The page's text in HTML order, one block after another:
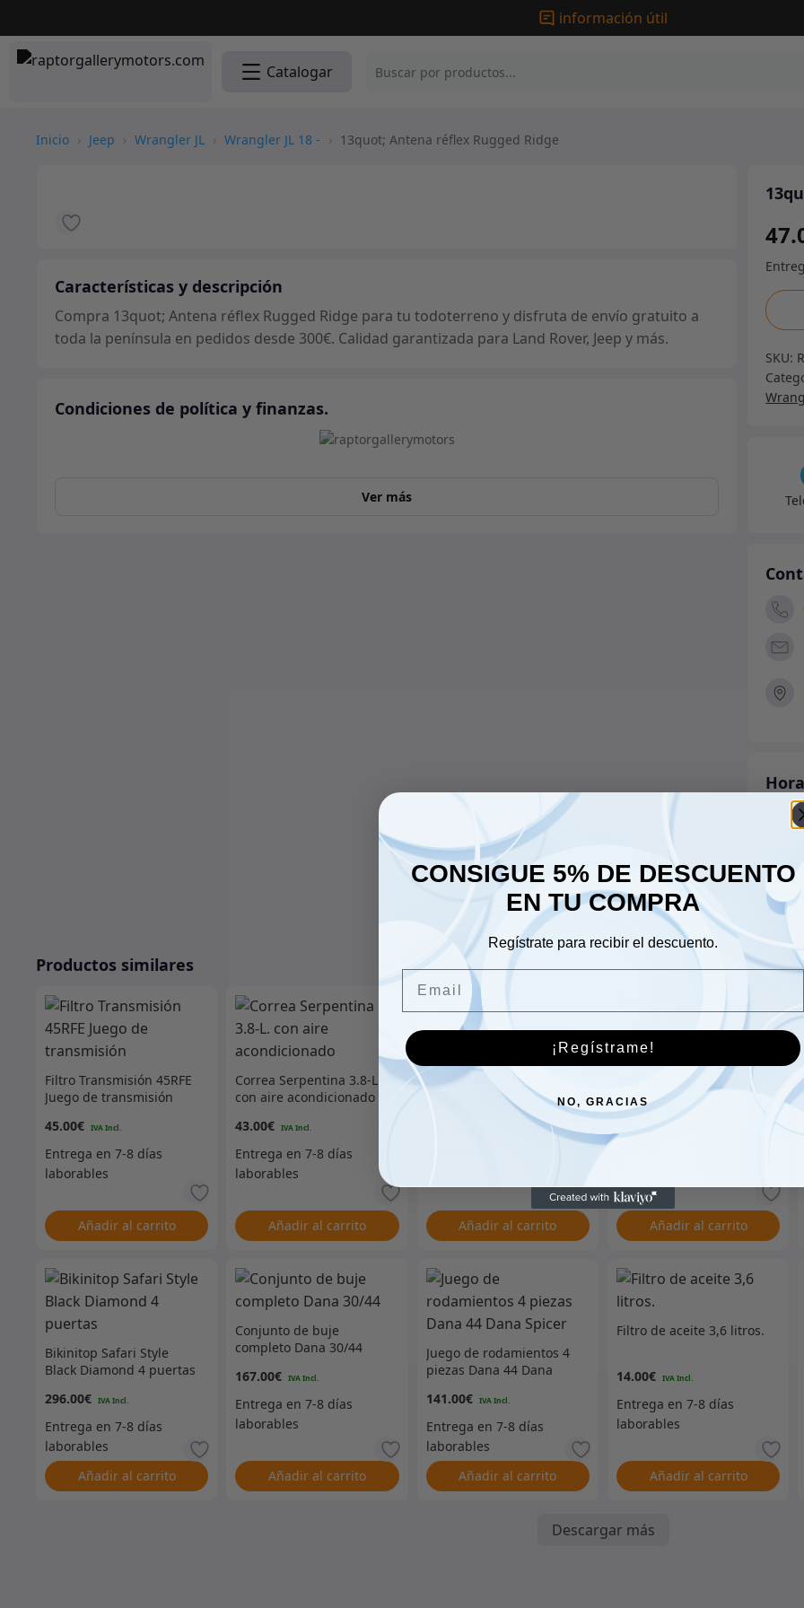
información útil
Catalogar
Inicio › Jeep › Wrangler JL › Wrangler JL 18 - › 13quot; Antena réflex Rugged Ridge
Características y descripción
Compra 13quot; Antena réflex Rugged Ridge para tu todoterreno y disfruta de envío gratuito a
toda la península en pedidos desde 300€. Calidad garantizada para Land Rover, Jeep y más.
Condiciones de política y finanzas.
Ver más
Antena
Ridge
SKU:
Productos similares
Filtro Transmisión 45RFE
Juego de transmisión
45.00€
Añadir al carrito
Correa Serpentina 3.8-L.
con aire acondicionado
43.00€
Añadir al carrito
Barra de acoplamiento de
Añadir al carrito
Radiador 3,6 litros.
Añadir al carrito
Bikinitop Safari Style
Black Diamond 4 puertas
296.00€
Añadir al carrito
Conjunto de buje
completo Dana 30/44
167.00€
Añadir al carrito
Juego de rodamientos 4
piezas Dana 44 Dana
141.00€
Añadir al carrito
Filtro de aceite 3,6 litros.
14.00€
Añadir al carrito
Descargar más
CONSIGUE 5% DE DESCUENTO
EN TU COMPRA
Regístrate para recibir el descuento.
¡Regístrame!
NO, GRACIAS